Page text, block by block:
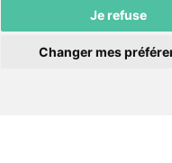
Je refuse
Changer mes